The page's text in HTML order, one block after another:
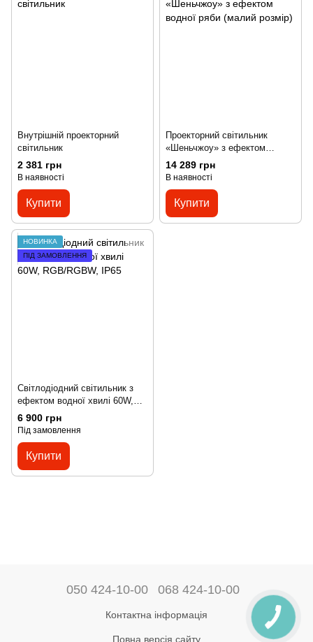
Внутрішній проекторний
світильник
2 381 грн
В наявності
Купити
Проекторний світильник
«Шеньчжоу» з ефектом
водної ряби (малий розмір)
14 289 грн
В наявності
Купити
НОВИНКА
ПІД ЗАМОВЛЕННЯ
Світлодіодний світильник з
ефектом водної хвилі 60W,
RGB/RGBW, IP65
6 900 грн
Під замовлення
Купити
050 424-10-00 068 424-10-00
Контактна інформація
Повна версія сайту